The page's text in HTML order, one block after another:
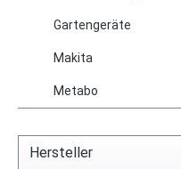
Gartengeräte
Makita
Metabo
Hersteller